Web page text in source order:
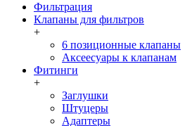
Фильтрация
Клапаны для фильтров
+
6 позиционные клапаны
Аксеесуары к клапанам
Фитинги
+
Заглушки
Штуцеры
Адаптеры